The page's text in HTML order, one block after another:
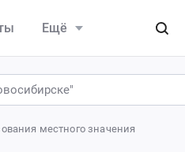
Ещё
местного значения